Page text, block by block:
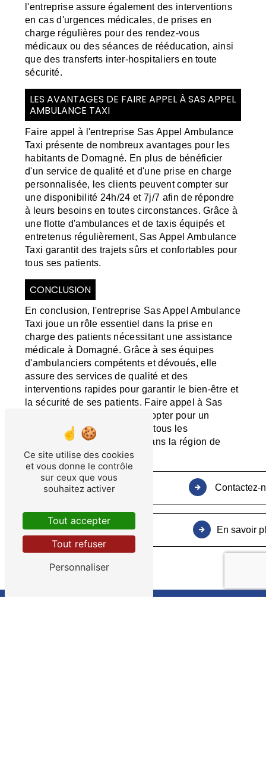
l'entreprise assure également des interventions
en cas d'urgences médicales, de prises en
charge régulières pour des rendez-vous
médicaux ou des séances de rééducation, ainsi
que des transferts inter-hospitaliers en toute
sécurité.
LES AVANTAGES DE FAIRE APPEL À SAS APPEL
AMBULANCE TAXI
Faire appel à l'entreprise Sas Appel Ambulance
Taxi présente de nombreux avantages pour les
habitants de Domagné. En plus de bénéficier
d'un service de qualité et d'une prise en charge
personnalisée, les clients peuvent compter sur
une disponibilité 24h/24 et 7j/7 afin de répondre
à leurs besoins en toutes circonstances. Grâce à
une flotte d'ambulances et de taxis équipés et
entretenus régulièrement, Sas Appel Ambulance
Taxi garantit des trajets sûrs et confortables pour
tous ses patients.
CONCLUSION
En conclusion, l'entreprise Sas Appel Ambulance
Taxi joue un rôle essentiel dans la prise en
charge des patients nécessitant une assistance
médicale à Domagné. Grâce à ses équipes
d'ambulanciers compétents et dévoués, elle
assure des services de qualité et des
interventions rapides pour garantir le bien-être et
la sécurité de ses patients. Faire appel à Sas
Appel Ambulance Taxi, c'est opter pour un
partenaire de confiance pour tous les
déplacements médicalisés dans la région de
Domagné.
En savoir
Contactez-
Ce site utilise des cookies
et vous donne le contrôle
sur ceux que vous
souhaitez activer
Tout accepter
Tout refuser
Personnaliser